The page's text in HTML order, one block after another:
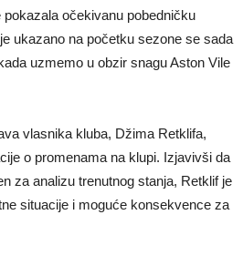
očekivanu pobedničku
ukazano na početku sezone se sada
uzmemo u obzir snagu Aston Vile
vlasnika kluba, Džima Retklifa,
o promenama na klupi. Izjavivši da
za analizu trenutnog stanja, Retklif je
situacije i moguće konsekvence za